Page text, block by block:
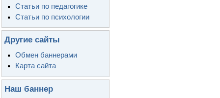
Статьи по педагогике
Статьи по психологии
Другие сайты
Обмен баннерами
Карта сайта
Наш баннер